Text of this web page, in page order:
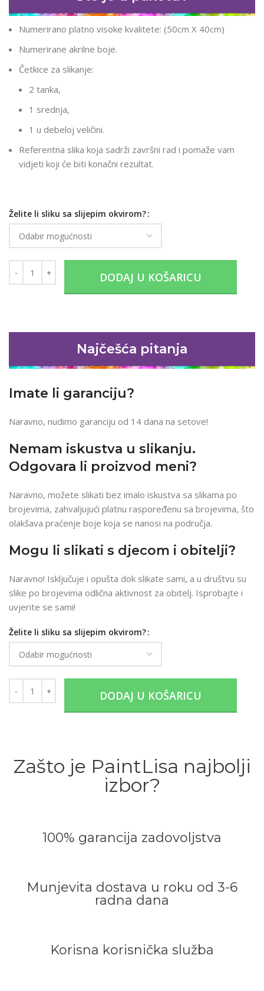
Numerirano platno visoke kvalitete: (50cm X 40cm)
Numerirane akrilne boje.
Četkice za slikanje:
2 tanka,
1 srednja,
1 u debeloj veličini.
Referentna slika koja sadrži završni rad i pomaže vam
vidjeti koji će biti konačni rezultat.
Želite li sliku sa slijepim okvirom?
DODAJ U KOŠARICU
Najčešća pitanja
Imate li garanciju?
Naravno, nudimo garanciju od 14 dana na setove!
Nemam iskustva u slikanju.
Odgovara li proizvod meni?
Naravno, možete slikati bez imalo iskustva sa slikama po
brojevima, zahvaljujući platnu raspoređenu sa brojevima, što
olakšava praćenje boje koja se nanosi na područja.
Mogu li slikati s djecom i obitelji?
Naravno! Isključuje i opušta dok slikate sami, a u društvu su
slike po brojevima odlična aktivnost za obitelj. Isprobajte i
uvjerite se sami!
Želite li sliku sa slijepim okvirom?
DODAJ U KOŠARICU
Zašto je PaintLisa najbolji
izbor?
100% garancija zadovoljstva
Munjevita dostava u roku od 3-6
radna dana
Korisna korisnička služba